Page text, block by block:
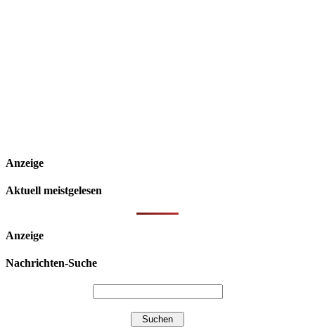
Anzeige
Aktuell meistgelesen
Anzeige
Nachrichten-Suche